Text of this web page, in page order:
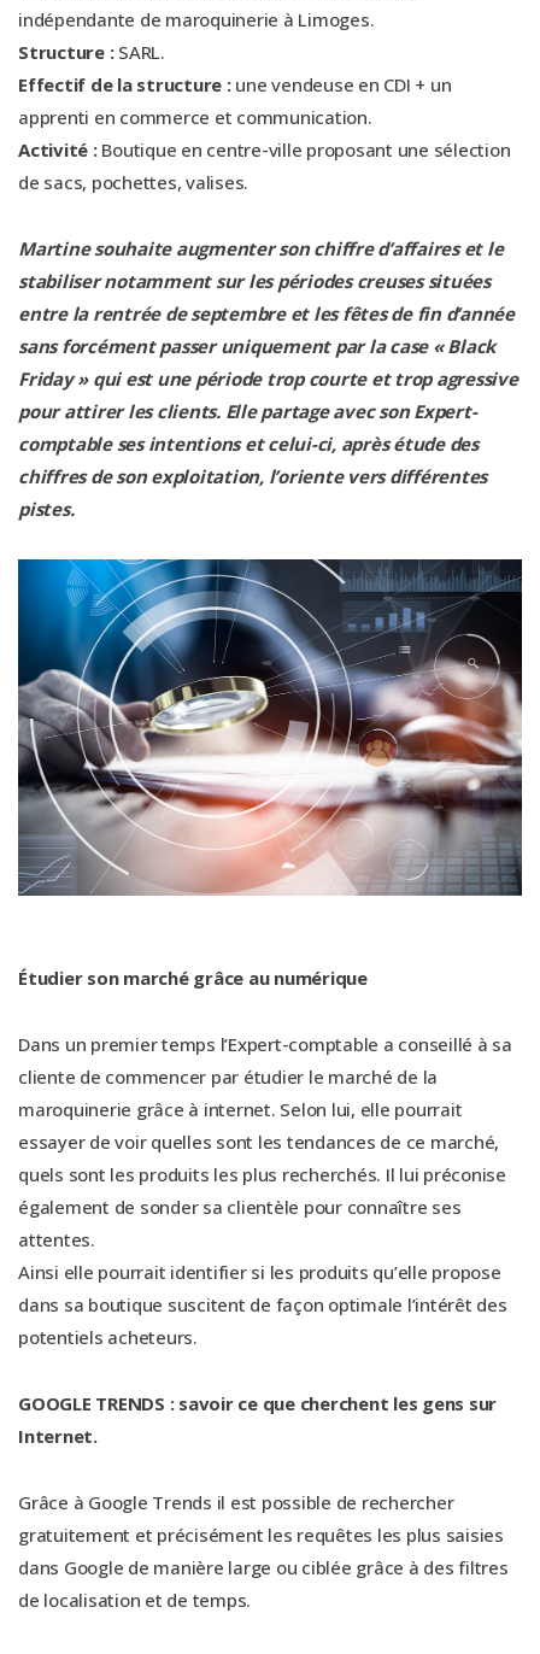
indépendante de maroquinerie à Limoges.
Structure :SARL.
Effectif de la structure :une vendeuse en CDI + un
apprenti en commerce et communication.
Activité :Boutique en centre-ville proposant une sélection
de sacs, pochettes, valises.
Martine souhaite augmenter son chiffre d’affaires et le
stabiliser notamment sur les périodes creuses situées
entre la rentrée de septembre et les fêtes de fin d’année
sans forcément passer uniquement par la case « Black
Friday » qui est une période trop courte et trop agressive
pour attirer les clients. Elle partage avec son Expert-
comptable ses intentions et celui-ci, après étude des
chiffres de son exploitation, l’oriente vers différentes
pistes.
Étudier son marché grâce au numérique
Dans un premier temps l’Expert-comptable a conseillé à sa
cliente de commencer par étudier le marché de la
maroquinerie grâce à internet. Selon lui, elle pourrait
essayer de voir quelles sont les tendances de ce marché,
quels sont les produits les plus recherchés. Il lui préconise
également de sonder sa clientèle pour connaître ses
attentes.
Ainsi elle pourrait identifier si les produits qu’elle propose
dans sa boutique suscitent de façon optimale l’intérêt des
potentiels acheteurs.
GOOGLE TRENDS : savoir ce que cherchent les gens sur
Internet.
Grâce à Google Trends il est possible de rechercher
gratuitement et précisément les requêtes les plus saisies
dans Google de manière large ou ciblée grâce à des filtres
de localisation et de temps.